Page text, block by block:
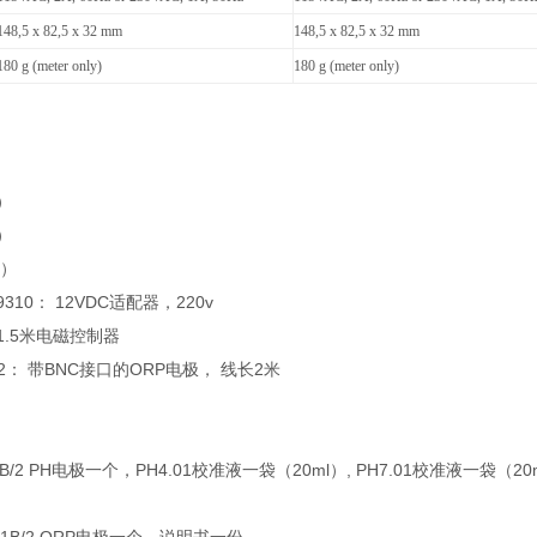
x 82,5 x 32 mm 148,5 x 82,5 x 32 mm
g (meter only) 180 g (meter only)
： 12VDC适配器，220v
电磁控制器
BNC接口的ORP电极， 线长2米
2 PH电极一个，PH4.01校准液一袋（20ml）, PH7.01校准液一袋（